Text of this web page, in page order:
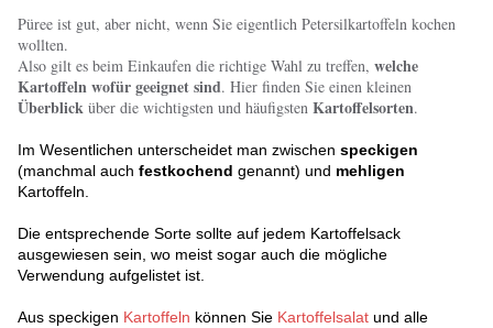
Püree ist gut, aber nicht, wenn Sie eigentlich Petersilkartoffeln kochen
wollten.
Also gilt es beim Einkaufen die richtige Wahl zu treffen, welche
Kartoffeln wofür geeignet sind. Hier finden Sie einen kleinen
Überblick über die wichtigsten und häufigsten Kartoffelsorten.
Im Wesentlichen unterscheidet man zwischen speckigen
(manchmal auch festkochend genannt) und mehligen
Kartoffeln.
Die entsprechende Sorte sollte auf jedem Kartoffelsack
ausgewiesen sein, wo meist sogar auch die mögliche
Verwendung aufgelistet ist.
Aus speckigen Kartoffeln können Sie Kartoffelsalat und alle